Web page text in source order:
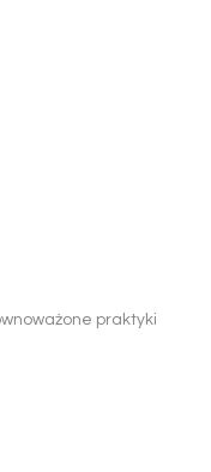
praktyki